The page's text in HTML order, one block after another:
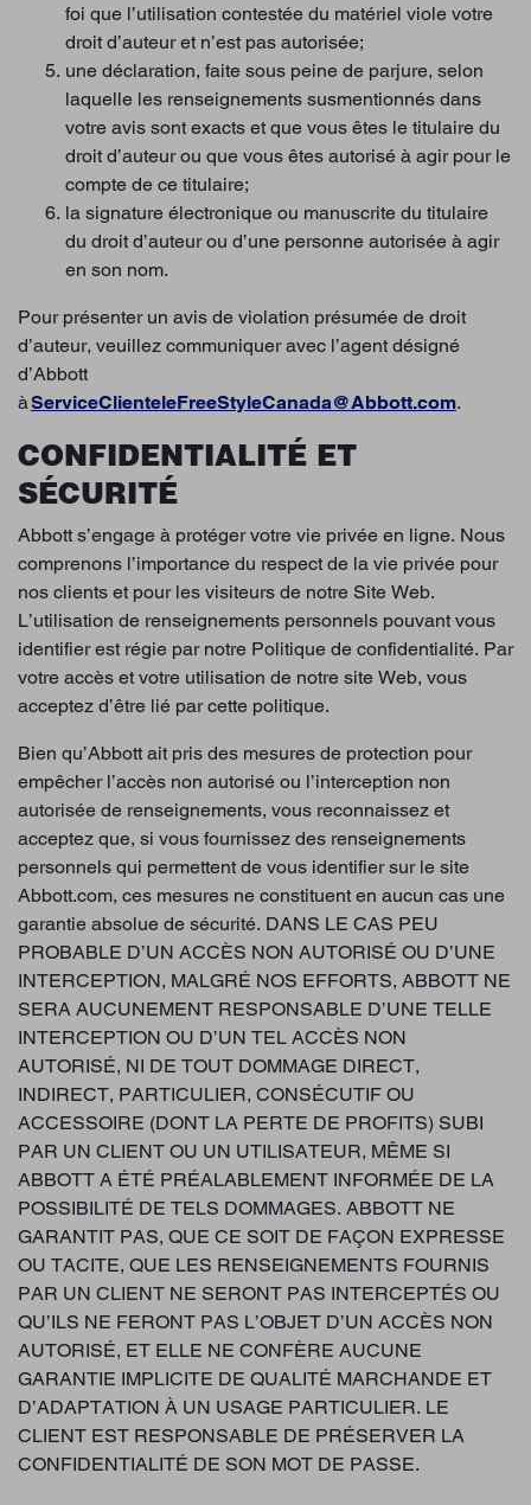
foi que l’utilisation contestée du matériel viole votre
droit d’auteur et n’est pas autorisée;
une déclaration, faite sous peine de parjure, selon
laquelle les renseignements susmentionnés dans
votre avis sont exacts et que vous êtes le titulaire du
droit d’auteur ou que vous êtes autorisé à agir pour le
compte de ce titulaire;
la signature électronique ou manuscrite du titulaire
du droit d’auteur ou d’une personne autorisée à agir
en son nom.
Pour présenter un avis de violation présumée de droit
d’auteur, veuillez communiquer avec l’agent désigné
d’Abbott
àServiceClienteleFreeStyleCanada@Abbott.com.
CONFIDENTIALITÉ ET
SÉCURITÉ
Abbott s’engage à protéger votre vie privée en ligne. Nous
comprenons l’importance du respect de la vie privée pour
nos clients et pour les visiteurs de notre Site Web.
L’utilisation de renseignements personnels pouvant vous
identifier est régie par notre Politique de confidentialité. Par
votre accès et votre utilisation de notre site Web, vous
acceptez d’être lié par cette politique.
Bien qu’Abbott ait pris des mesures de protection pour
empêcher l’accès non autorisé ou l’interception non
autorisée de renseignements, vous reconnaissez et
acceptez que, si vous fournissez des renseignements
personnels qui permettent de vous identifier sur le site
Abbott.com, ces mesures ne constituent en aucun cas une
garantie absolue de sécurité. DANS LE CAS PEU
PROBABLE D’UN ACCÈS NON AUTORISÉ OU D’UNE
INTERCEPTION, MALGRÉ NOS EFFORTS, ABBOTT NE
SERA AUCUNEMENT RESPONSABLE D’UNE TELLE
INTERCEPTION OU D’UN TEL ACCÈS NON
AUTORISÉ, NI DE TOUT DOMMAGE DIRECT,
INDIRECT, PARTICULIER, CONSÉCUTIF OU
ACCESSOIRE (DONT LA PERTE DE PROFITS) SUBI
PAR UN CLIENT OU UN UTILISATEUR, MÊME SI
ABBOTT A ÉTÉ PRÉALABLEMENT INFORMÉE DE LA
POSSIBILITÉ DE TELS DOMMAGES. ABBOTT NE
GARANTIT PAS, QUE CE SOIT DE FAÇON EXPRESSE
OU TACITE, QUE LES RENSEIGNEMENTS FOURNIS
PAR UN CLIENT NE SERONT PAS INTERCEPTÉS OU
QU’ILS NE FERONT PAS L’OBJET D’UN ACCÈS NON
AUTORISÉ, ET ELLE NE CONFÈRE AUCUNE
GARANTIE IMPLICITE DE QUALITÉ MARCHANDE ET
D’ADAPTATION À UN USAGE PARTICULIER. LE
CLIENT EST RESPONSABLE DE PRÉSERVER LA
CONFIDENTIALITÉ DE SON MOT DE PASSE.